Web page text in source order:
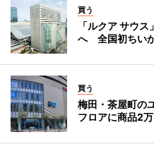
買う
「ルクア サウ
へ 全国初ちい
買う
梅田・茶屋町の
フロアに商品2